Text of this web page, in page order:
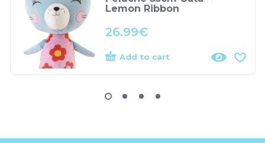
Lemon Ribbon
26.99€
Add to cart